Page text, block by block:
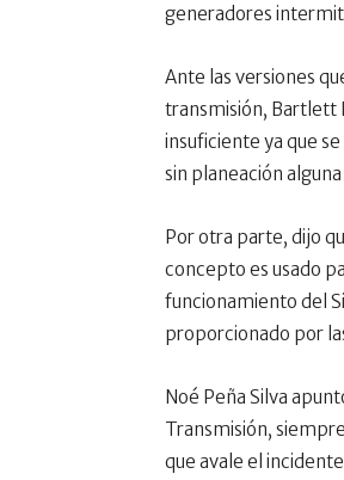
generadores
Ante las versiones
transmisión, Bartlett
insuficiente ya que
sin planeación
Por otra parte, dijo
concepto es usado
funcionamiento del
proporcionado por
Noé Peña Silva
Transmisión,
que avale el